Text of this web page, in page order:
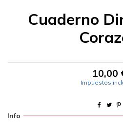
Cuaderno
10,00
Impuestos
Info